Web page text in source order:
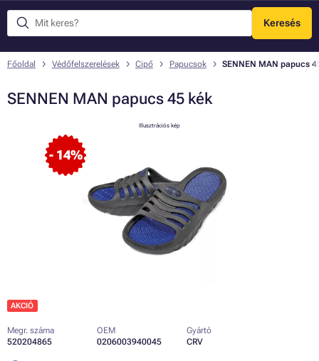
Keresés
Menü
Főoldal Védőfelszerelések Cipő Papucsok SENNEN MAN papucs
SENNEN MAN papucs 45 kék
- 14%
Illusztrációs kép
AKCIÓ
Megr. száma
520204865
OEM
0206003940045
Gyártó
CRV